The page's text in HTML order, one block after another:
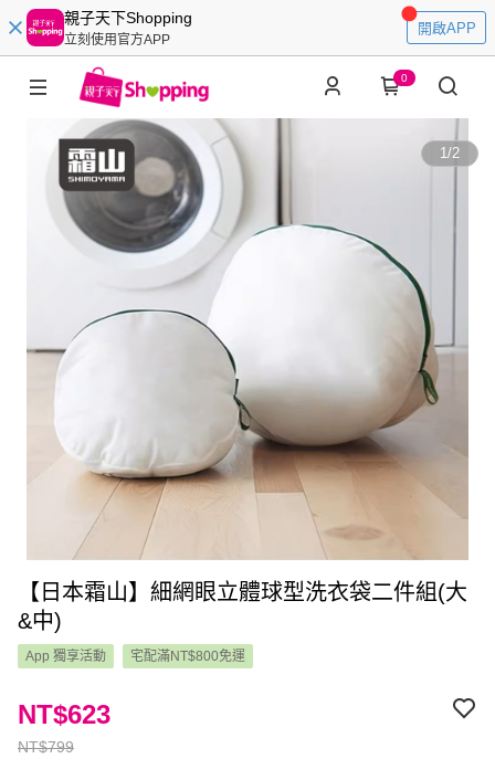
親子天下Shopping
立刻使用官方APP
開啟APP
0
1/2
【日本霜山】細網眼立體球型洗衣袋二件組(大
&中)
App 獨享活動 宅配滿NT$800免運
NT$799
NT$623